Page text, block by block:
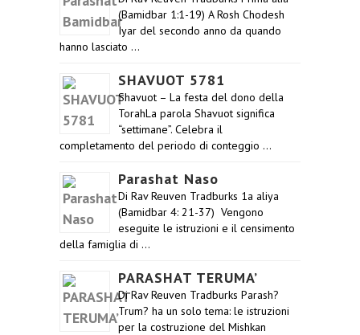
(Bamidbar 1:1-19) A Rosh Chodesh
Iyar del secondo anno da quando
hanno lasciato …
SHAVUOT 5781
Shavuot – La festa del dono della
TorahLa parola Shavuot significa
“settimane”. Celebra il
completamento del periodo di conteggio …
Parashat Naso
Di Rav Reuven Tradburks 1a aliya
(Bamidbar 4: 21-37) Vengono
eseguite le istruzioni e il censimento
della famiglia di …
PARASHAT TERUMA’
Di Rav Reuven Tradburks Parash?
Trum? ha un solo tema: le istruzioni
per la costruzione del Mishkan